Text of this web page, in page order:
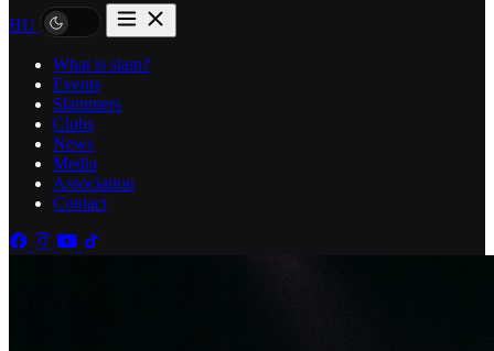
HU
What is slam?
Events
Slammers
Clubs
News
Media
Association
Contact